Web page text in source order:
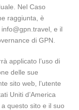
Nel Caso
raggiunta, è
e il
di GPN.
applicato l’uso di
delle sue
sito web, l’utente
Uniti d’America
questo sito e il suo